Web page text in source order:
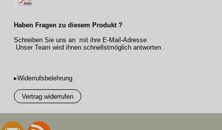
Haben Fragen zu diesem Produkt ?
Schreiben Sie uns an mit ihre E-Mail-Adresse
Unser Team wird ihnen schnellstmöglich antworten .
▸Widerrufsbelehrung
Vertrag widerrufen